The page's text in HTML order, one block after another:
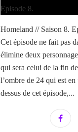
Homeland // Saison 8.
Cet épisode ne fait pas
élimine deux
qui sera celui de la fin
l’ombre de 24 qui est
dessus de cet épisode,...